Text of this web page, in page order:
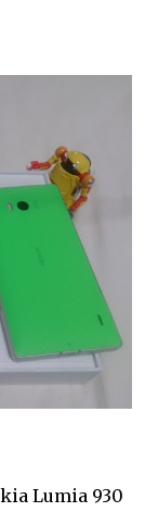
Lumia 930